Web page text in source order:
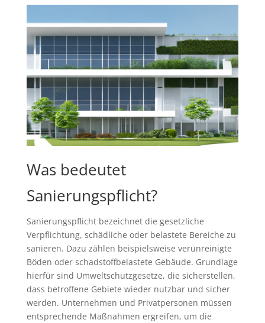
Was bedeutet
Sanierungspflicht?
Sanierungspflicht bezeichnet die gesetzliche
Verpflichtung, schädliche oder belastete Bereiche zu
sanieren. Dazu zählen beispielsweise verunreinigte
Böden oder schadstoffbelastete Gebäude. Grundlage
hierfür sind Umweltschutzgesetze, die sicherstellen,
dass betroffene Gebiete wieder nutzbar und sicher
werden. Unternehmen und Privatpersonen müssen
entsprechende Maßnahmen ergreifen, um die